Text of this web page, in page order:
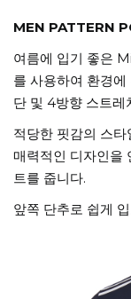
MEN PATTERN
여름에 입기 좋은
를 사용하여 환경
단 및 4방향 스트레
적당한 핏감의 스
매력적인 디자인을
트를 줍니다.
앞쪽 단추로 쉽게